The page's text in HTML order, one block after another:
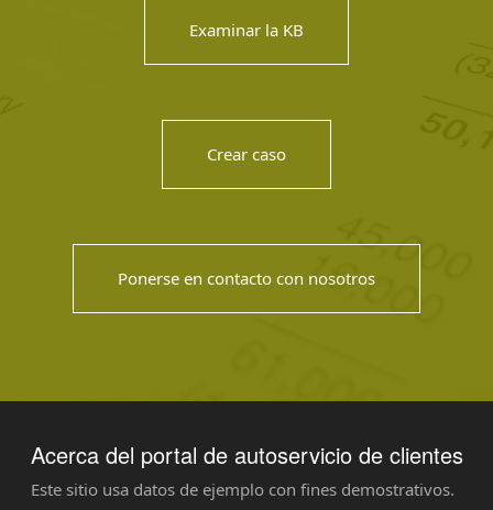
Examinar la KB
Crear caso
Ponerse en contacto con nosotros
Acerca del portal de autoservicio de clientes
Este sitio usa datos de ejemplo con fines demostrativos.